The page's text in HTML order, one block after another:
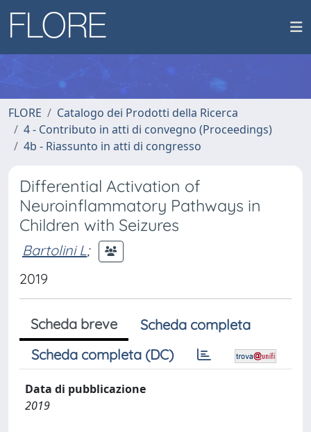
FLORE
Catalogo dei Prodotti della Ricerca
4 - Contributo in atti di convegno (Proceedings)
4b - Riassunto in atti di congresso
Differential Activation of
Neuroinflammatory Pathways in
Children with Seizures
Bartolini L;
2019
Scheda breve
Scheda completa
Scheda completa (DC)
Data di pubblicazione
2019